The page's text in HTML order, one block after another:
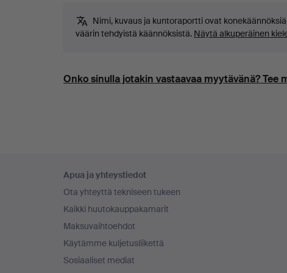
Nimi, kuvaus ja kuntoraportti ovat
väärin tehdyistä käännöksistä. Näytä alkuperäinen
Onko sinulla jotakin vastaavaa myytävänä? Tee
Apua ja yhteystiedot
Ota yhteyttä tekniseen tukeen
Kaikki huutokauppakamarit
Maksuvaihtoehdot
Käytämme kuljetusliikettä
Sosiaaliset mediat